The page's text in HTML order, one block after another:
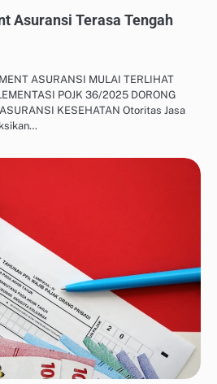
Asuransi Terasa Tengah
ASURANSI MULAI TERLIHAT
POJK 36/2025 DORONG
KESEHATAN Otoritas Jasa